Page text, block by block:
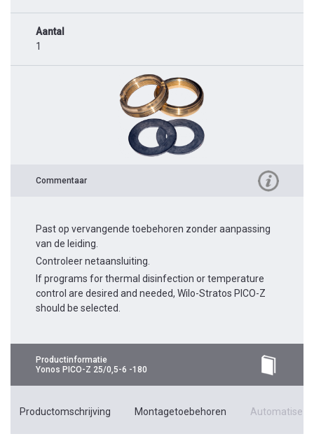
Aantal
1
Commentaar
Past op vervangende toebehoren zonder aanpassing
van de leiding.
Controleer netaansluiting.
If programs for thermal disinfection or temperature
control are desired and needed, Wilo-Stratos PICO-Z
should be selected.
Productinformatie
Yonos PICO-Z 25/0,5-6 -180
Productomschrijving Montagetoebehoren